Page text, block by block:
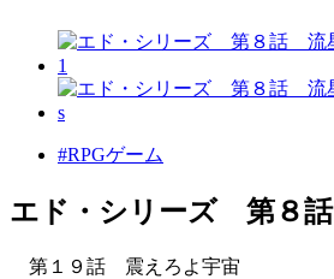
#RPGゲーム
エド・シリーズ 第８話
第１９話 震えろよ宇宙